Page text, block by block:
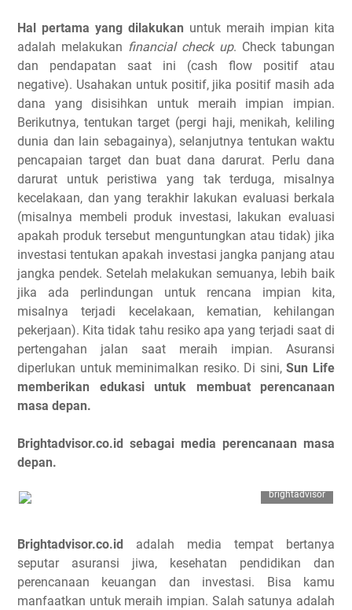
Hal pertama yang dilakukan untuk meraih impian kita
adalah melakukan financial check up. Check tabungan
dan pendapatan saat ini (cash flow positif atau
negative). Usahakan untuk positif, jika positif masih ada
dana yang disisihkan untuk meraih impian impian.
Berikutnya, tentukan target (pergi haji, menikah, keliling
dunia dan lain sebagainya), selanjutnya tentukan waktu
pencapaian target dan buat dana darurat. Perlu dana
darurat untuk peristiwa yang tak terduga, misalnya
kecelakaan, dan yang terakhir lakukan evaluasi berkala
(misalnya membeli produk investasi, lakukan evaluasi
apakah produk tersebut menguntungkan atau tidak) jika
investasi tentukan apakah investasi jangka panjang atau
jangka pendek. Setelah melakukan semuanya, lebih baik
jika ada perlindungan untuk rencana impian kita,
misalnya terjadi kecelakaan, kematian, kehilangan
pekerjaan). Kita tidak tahu resiko apa yang terjadi saat di
pertengahan jalan saat meraih impian. Asuransi
diperlukan untuk meminimalkan resiko. Di sini,Sun Life
memberikan edukasi untuk membuat perencanaan
masa depan.
Brightadvisor.co.id sebagai media perencanaan masa
depan.
brightadvisor
Brightadvisor.co.id
adalah media tempat bertanya
seputar asuransi jiwa, kesehatan pendidikan dan
perencanaan keuangan dan investasi. Bisa kamu
manfaatkan untuk meraih impian. Salah satunya adalah